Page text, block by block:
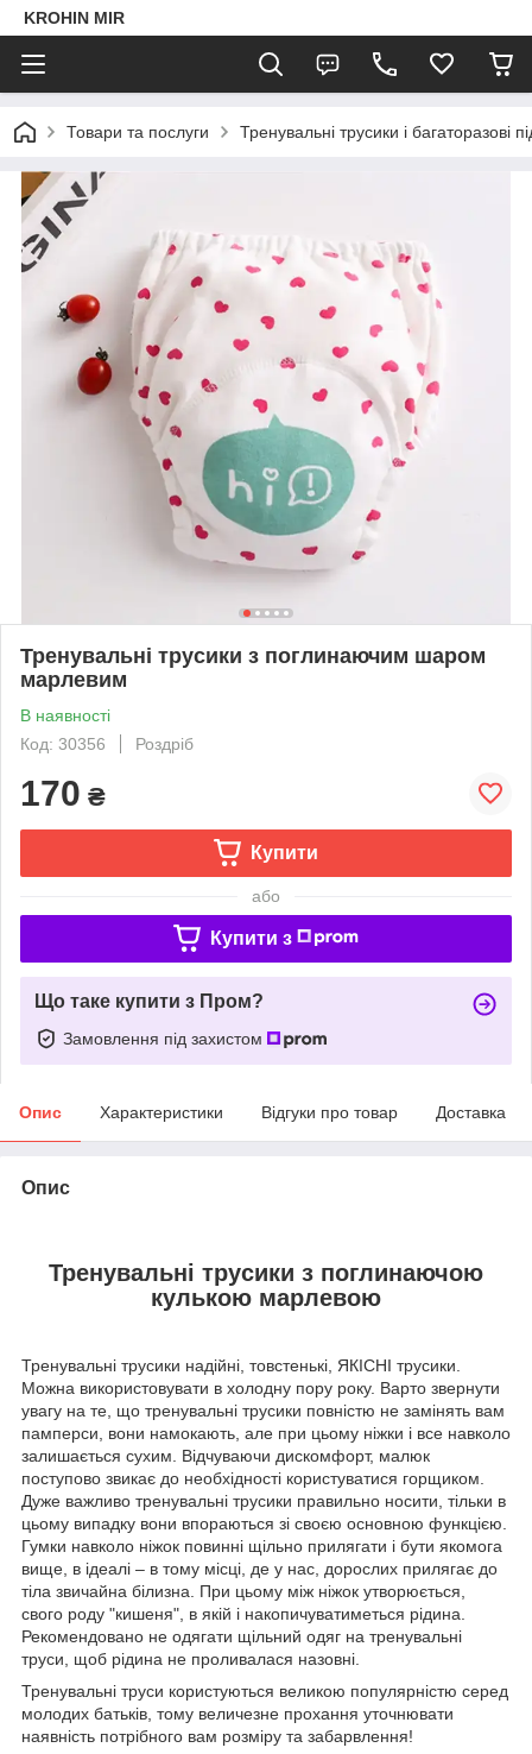
KROHIN MIR
Товари та послуги Тренувальні трусики і багаторазові
Тренувальні трусики з поглинаючим шаром
марлевим
В наявності
Код: 30356
Роздріб
170 ₴
Купити
або
Купити з
Що таке купити з Пром?
Замовлення під захистом
Опис Характеристики Відгуки про товар Доставка
Опис
Тренувальні трусики з поглинаючою
кулькою марлевою
Тренувальні трусики надійні, товстенькі, ЯКІСНІ трусики.
Можна використовувати в холодну пору року. Варто звернути
увагу на те, що тренувальні трусики повністю не замінять вам
памперси, вони намокають, але при цьому ніжки і все навколо
залишається сухим. Відчуваючи дискомфорт, малюк
поступово звикає до необхідності користуватися горщиком.
Дуже важливо тренувальні трусики правильно носити, тільки в
цьому випадку вони впораються зі своєю основною функцією.
Гумки навколо ніжок повинні щільно прилягати і бути якомога
вище, в ідеалі – в тому місці, де у нас, дорослих прилягає до
тіла звичайна білизна. При цьому між ніжок утворюється,
свого роду "кишеня", в якій і накопичуватиметься рідина.
Рекомендовано не одягати щільний одяг на тренувальні
труси, щоб рідина не проливалася назовні.
Тренувальні труси користуються великою популярністю серед
молодих батьків, тому величезне прохання уточнювати
наявність потрібного вам розміру та забарвлення!